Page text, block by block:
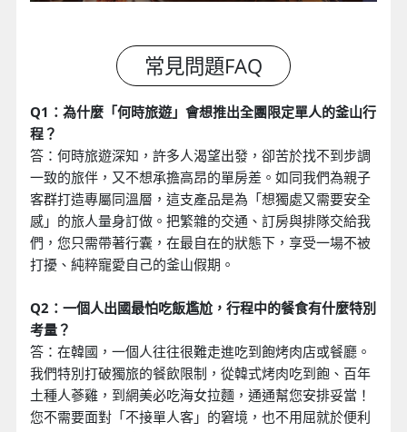
Q1：為什麼「何時旅遊」會想推出全團限定單人的釜山行
程？
答：何時旅遊深知，許多人渴望出發，卻苦於找不到步調
一致的旅伴，又不想承擔高昂的單房差。如同我們為親子
客群打造專屬同溫層，這支產品是為「想獨處又需要安全
感」的旅人量身訂做。把繁雜的交通、訂房與排隊交給我
們，您只需帶著行囊，在最自在的狀態下，享受一場不被
打擾、純粹寵愛自己的釜山假期。
Q2：一個人出國最怕吃飯尷尬，行程中的餐食有什麼特別
考量？
答：在韓國，一個人往往很難走進吃到飽烤肉店或餐廳。
我們特別打破獨旅的餐飲限制，從韓式烤肉吃到飽、百年
土種人蔘雞，到網美必吃海女拉麵，通通幫您安排妥當！
您不需要面對「不接單人客」的窘境，也不用屈就於便利